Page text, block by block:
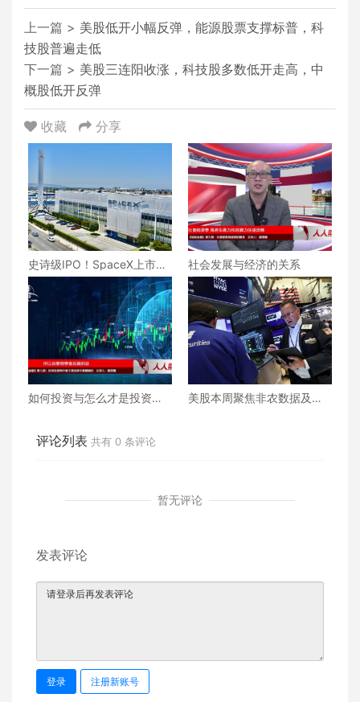
上一篇 > 美股低开小幅反弹，能源股票支撑标普，科
技股普遍走低
下一篇 > 美股三连阳收涨，科技股多数低开走高，中
概股低开反弹
收藏 分享
史诗级IPO！SpaceX上市两
日即疯狂，市值直逼2.5万亿
美元！
社会发展与经济的关系
如何投资与怎么才是投资中
美股本周聚焦非农数据及苹
评论列表 共有 0 条评论
暂无评论
发表评论
登录 注册新账号